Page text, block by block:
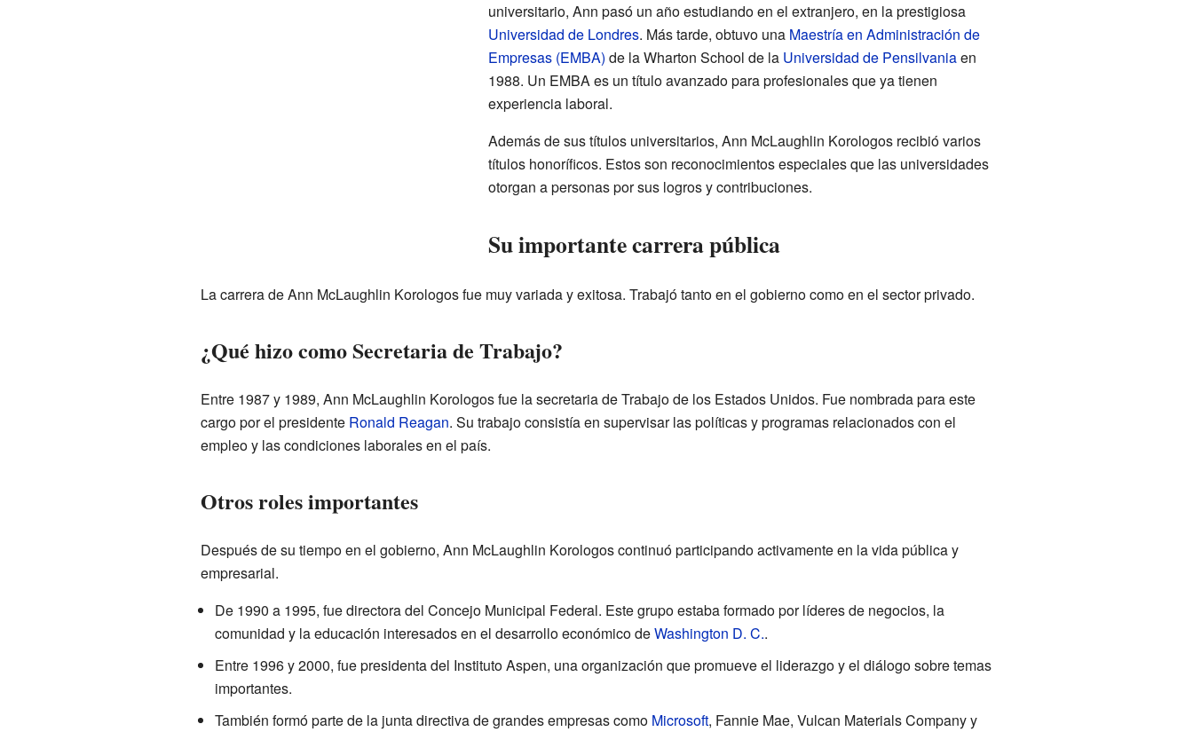
universitario, Ann pasó un año estudiando en el extranjero, en la prestigiosa
Universidad de Londres. Más tarde, obtuvo una Maestría en Administración de
Empresas (EMBA) de la Wharton School de la Universidad de Pensilvaniaen
1988. Un EMBA es un título avanzado para profesionales que ya tienen
experiencia laboral.
Además de sus títulos universitarios, Ann McLaughlin Korologos recibió varios
títulos honoríficos. Estos son reconocimientos especiales que las universidades
otorgan a personas por sus logros y contribuciones.
Su importante carrera pública
La carrera de Ann McLaughlin Korologos fue muy variada y exitosa. Trabajó tanto en el gobierno como en el sector privado.
¿Qué hizo como Secretaria de Trabajo?
Entre 1987 y 1989, Ann McLaughlin Korologos fue la secretaria de Trabajo de los Estados Unidos. Fue nombrada para este
cargo por el presidente Ronald Reagan. Su trabajo consistía en supervisar las políticas y programas relacionados con el
empleo y las condiciones laborales en el país.
Otros roles importantes
Después de su tiempo en el gobierno, Ann McLaughlin Korologos continuó participando activamente en la vida pública y
empresarial.
De 1990 a 1995, fue directora del Concejo Municipal Federal. Este grupo estaba formado por líderes de negocios, la
comunidad y la educación interesados en el desarrollo económico deWashington D. C..
Entre 1996 y 2000, fue presidenta del Instituto Aspen, una organización que promueve el liderazgo y el diálogo sobre temas
importantes.
También formó parte de la junta directiva de grandes empresas como Microsoft, Fannie Mae, Vulcan Materials Company y